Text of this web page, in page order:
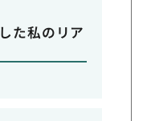
た私のリア